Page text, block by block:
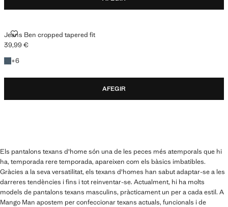
Jeans Ben cropped tapered fit
JEANS BEN CROPPED TAPERED FIT
Preu actual [39,99 € ]
39,99 €
+6
+6 colors
AFEGIR
Els pantalons texans d'home són una de les peces més atemporals que hi
ha, temporada rere temporada, apareixen com els bàsics imbatibles.
Gràcies a la seva versatilitat, els texans d'homes han sabut adaptar-se a les
darreres tendències i fins i tot reinventar-se. Actualment, hi ha molts
models de pantalons texans masculins, pràcticament un per a cada estil. A
Mango Man apostem per confeccionar texans actuals, funcionals i de